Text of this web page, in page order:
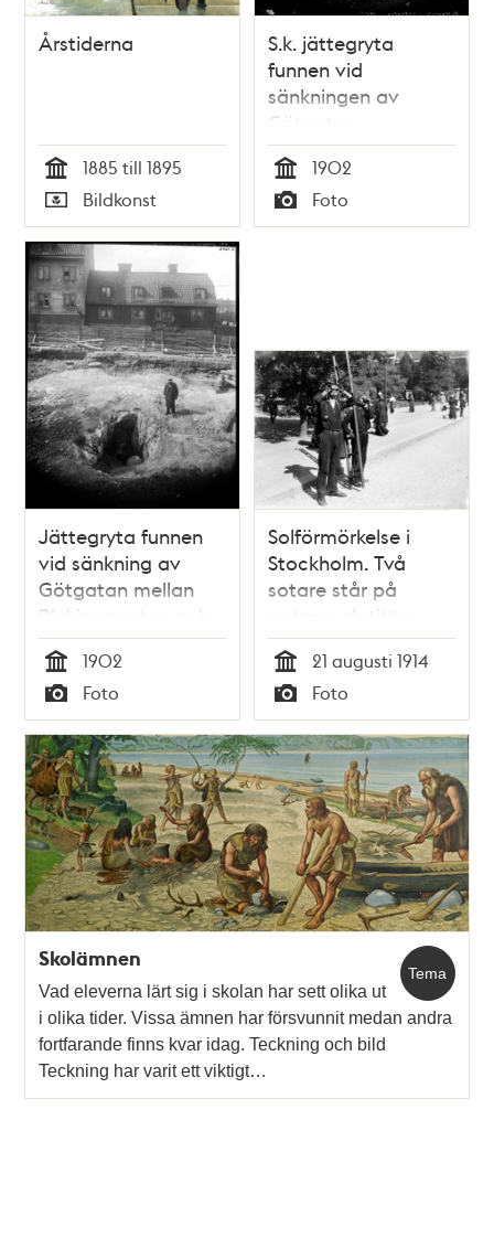
Årstiderna
Tid
1885 till 1895
Typ
Bildkonst
S.k. jättegryta
funnen vid
sänkningen av
Götgatan
(Postmästarbacken)
mellan Blekinge-
och Gotlandsgatan.
I bakgrunden
Tid
1902
Typ
Foto
Jättegryta funnen
vid sänkning av
Götgatan mellan
Blekingegatan och
Gotlandsgatan
Tid
1902
Typ
Foto
Solförmörkelse i
Stockholm. Två
sotare står på
gatan och tittar
genom sotade glas
Tid
21 augusti 1914
Typ
Foto
Tema
Skolämnen
Vad eleverna lärt sig i skolan har sett olika ut
i olika tider. Vissa ämnen har försvunnit medan andra
fortfarande finns kvar idag. Teckning och bild
Teckning har varit ett viktigt…